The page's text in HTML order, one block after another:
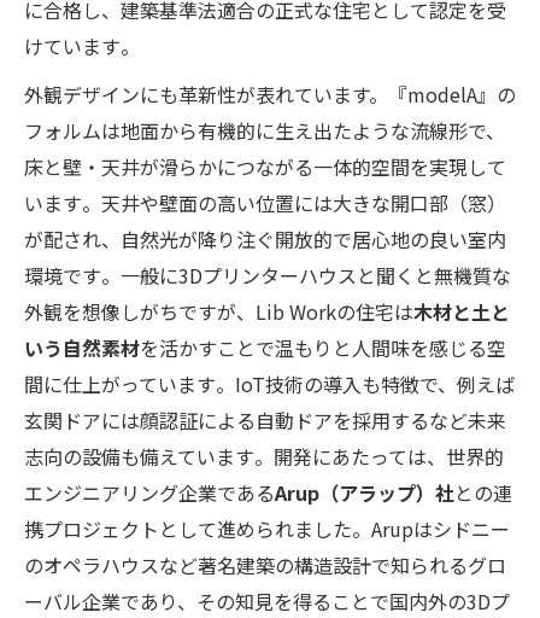
に合格し、建築基準法適合の正式な住宅として認定を受
けています​。
外観デザインにも革新性が表れています。『modelA』の
フォルムは地面から有機的に生え出たような流線形で、
床と壁・天井が滑らかにつながる一体的空間を実現して
います​。天井や壁面の高い位置には大きな開口部（窓）
が配され、自然光が降り注ぐ開放的で居心地の良い室内
環境です​。一般に3Dプリンターハウスと聞くと無機質な
外観を想像しがちですが、Lib Workの住宅は木材と土と
いう自然素材を活かすことで温もりと人間味を感じる空
間に仕上がっています​。IoT技術の導入も特徴で、例えば
玄関ドアには顔認証による自動ドアを採用するなど未来
志向の設備も備えています​。開発にあたっては、世界的
エンジニアリング企業であるArup（アラップ）社との連
携プロジェクトとして進められました​。Arupはシドニー
のオペラハウスなど著名建築の構造設計で知られるグロ
ーバル企業であり、その知見を得ることで国内外の3Dプ